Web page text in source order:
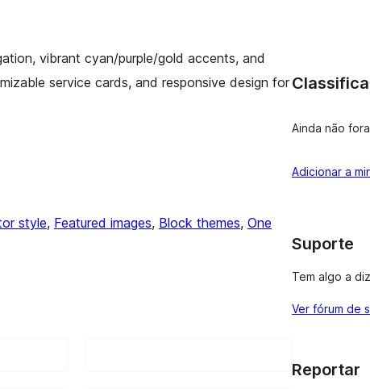
vibrant cyan/purple/gold accents, and
service cards, and responsive design for
style, Featured images, Block themes, One
Ainda não
Adicionar a
Suporte
Tem algo a
Ver fórum de
Reportar